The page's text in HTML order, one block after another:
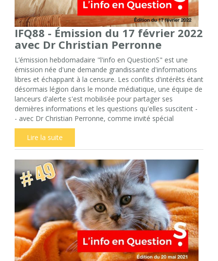
IFQ88 - Émission du 17 février 2022
avec Dr Christian Perronne
L’émission hebdomadaire "l'info en QuestionS" est une
émission née d'une demande grandissante d'informations
libres et échappant à la censure. Les conflits d'intérêts étant
désormais légion dans le monde médiatique, une équipe de
lanceurs d'alerte s'est mobilisée pour partager ses
dernières informations et les questions qu'elles suscitent -
- avec Dr Christian Perronne, comme invité spécial
Lire la suite